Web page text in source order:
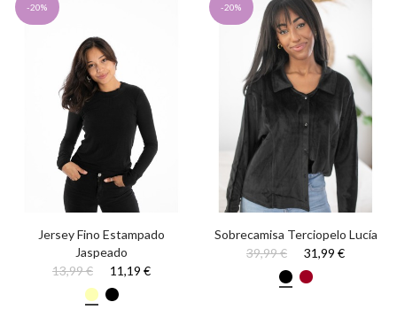
-20%
Jersey Fino Estampado
Jaspeado
13,99 €
11,19 €
-20%
Sobrecamisa Terciopelo Lucía
39,99 €
31,99 €